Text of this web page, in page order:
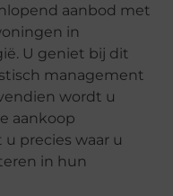
aanbod met
in
U geniet bij dit
management
wordt u
aankoop
precies waar u
in hun